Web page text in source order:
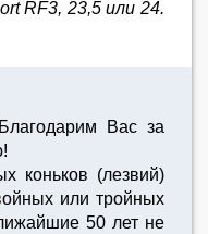
RF3, 23,5 или 24.
Вас за
коньков (лезвий)
или тройных
50 лет не